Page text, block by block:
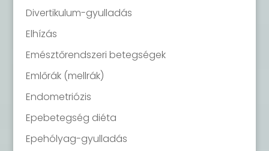
Divertikulum-gyulladás
Elhízás
Emésztőrendszeri betegségek
Emlőrák (mellrák)
Endometriózis
Epebetegség diéta
Epehólyag-gyulladás